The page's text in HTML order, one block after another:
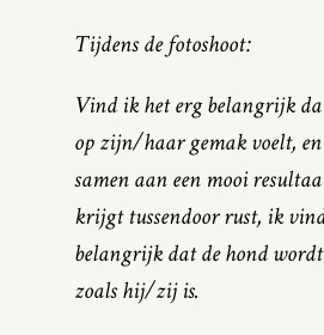
Tijdens de fotoshoot:
Vind ik het erg belangrijk
op zijn/haar gemak voelt,
samen aan een mooi
krijgt tussendoor rust, ik
belangrijk dat de hond
zoals hij/zij is.